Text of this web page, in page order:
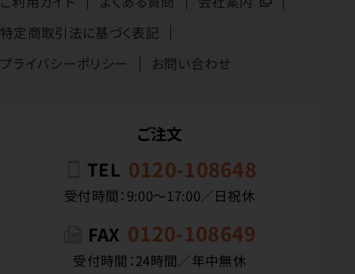
特定商取引法に基づく表記
プライバシーポリシー
お問い合わせ
ご注文
TEL 0120-108648
受付時間：9:00〜17:00／日祝休
FAX 0120-108649
受付時間：24時間／年中無休